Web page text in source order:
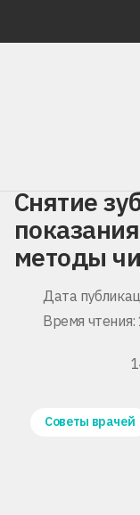
Снятие зубного
Снятие
методы
Дата
Время
Советы врачей